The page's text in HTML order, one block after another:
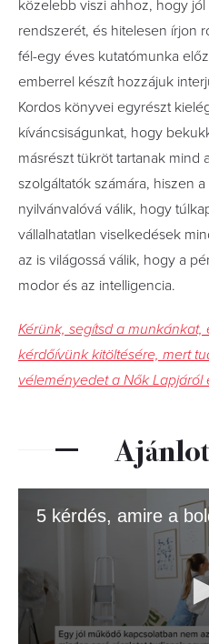
közelebb viszi ahhoz, hogy
rendszerét, és hitelesen írjon
fél-egy éves kutatómunka
emberrel készít hozzájuk
Kordos könyvei egyrészt
kíváncsiságunkat, hogy
másrészt tükröt tartanak mind
szolgáltatók számára, hiszen
nyilvánvalóvá válik, hogy
vállalhatatlan viselkedések
az is világossá válik, hogy a
modor és az intelligencia.
Kérünk, segítsd a
kérdőívünk kitöltésére, mert
véleményedet a Nők Lapjáról